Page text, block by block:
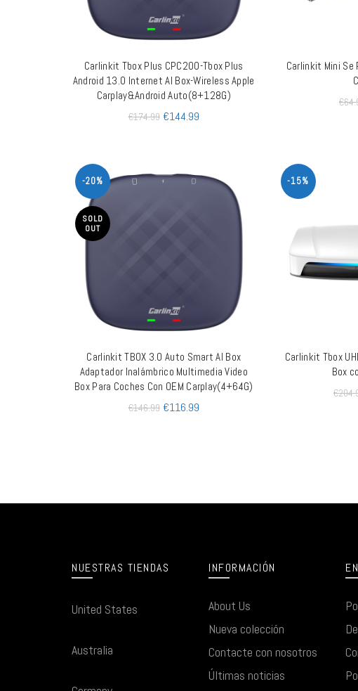
LEER MÁS
Carlinkit Tbox Plus CPC200-Tbox Plus
Android 13.0 Internet AI Box-Wireless Apple
Carplay&Android Auto(8+128G)
€174.99 €144.99
Carlinkit Mini Se
€
-20%
SOLD
OUT
LEER MÁS
Carlinkit TBOX 3.0 Auto Smart AI Box
Adaptador Inalámbrico Multimedia Video
Box Para Coches Con OEM Carplay(4+64G)
€146.99 €116.99
-15%
Carlinkit Tbox
Box
€
NUESTRAS TIENDAS
United States
Australia
INFORMACIÓN
About Us
Nueva colección
Contacte con nosotros
Últimas noticias